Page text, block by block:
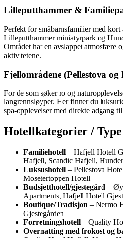
Lilleputthammer &
Perfekt for småbarnsfamilier med kort
Lilleputthammer miniatyrpark og
Området har en avslappet atmosfære
aktivitetene.
Fjellområdene (Pellestova og
For de som søker ro og
langrennsløyper. Her finner du
spa-opplevelser med direkte adgang
Hotellkategorier /
Familiehotell – Hafjell Hotell
Hafjell, Scandic Hafjell,
Luksushotell – Pellestova
Mosetertoppen Hotell
Budsjetthotell/gjestegård –
Apartments, Hafjell Hotell
Boutique/Tradisjon – Nermo
Gjestegården
Forretningshotell – Quality
Overnatting med frokost og